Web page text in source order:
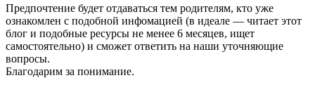
Предпочтение будет отдаваться тем родителям, кто уже
ознакомлен с подобной инфомацией (в идеале — читает этот
блог и подобные ресурсы не менее 6 месяцев, ищет
самостоятельно) и сможет ответить на наши уточняющие
вопросы.
Благодарим за понимание.